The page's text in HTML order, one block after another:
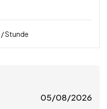
/ Stunde
05/08/2026